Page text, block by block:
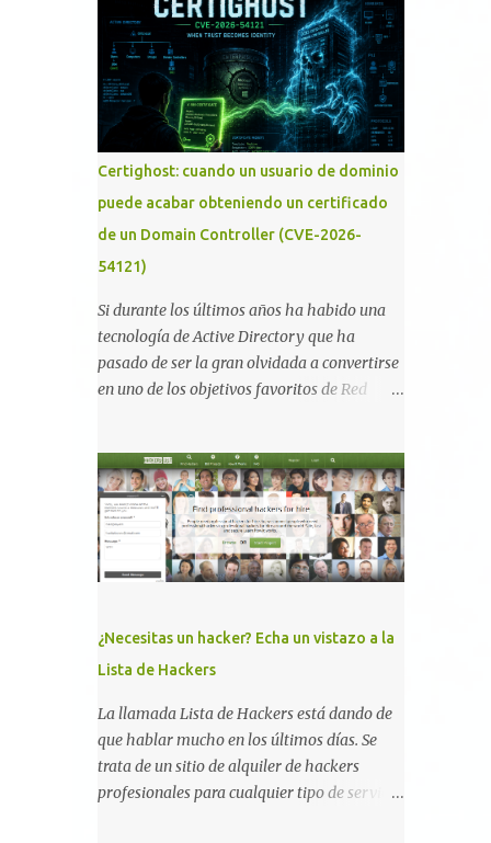
memoria RAM está disponible en el
smartphone o la tablet *#*#34971539#*#* :
Visualiza la información detallada d...
Certighost: cuando un usuario de dominio
puede acabar obteniendo un certificado
de un Domain Controller (CVE-2026-
54121)
Si durante los últimos años ha habido una
tecnología de Active Directory que ha
pasado de ser la gran olvidada a convertirse
en uno de los objetivos favoritos de Red
Desde la publicación de Certified Pre-Owned
, la comunidad descubrió que una PKI mal
configurada podía ser incluso más peligrosa
que un Kerberoasting o un abuso de
delegaciones. Ahora llega una nueva
(CVE-2026-54121) , una elevación de
privilegios que afecta a Microsoft Active
Directory Certificate Services y que, según
Microsoft, permite que un usuario
autenticado eleve privilegios a través de la
red debido a un problema de autorización.
La vulnerabilidad ha recibido una
¿Necesitas un hacker? Echa un vistazo a la
Lista de Hackers
La llamada Lista de Hackers está dando de
que hablar mucho en los últimos días. Se
trata de un sitio de alquiler de hackers
profesionales para cualquier tipo de servicio.